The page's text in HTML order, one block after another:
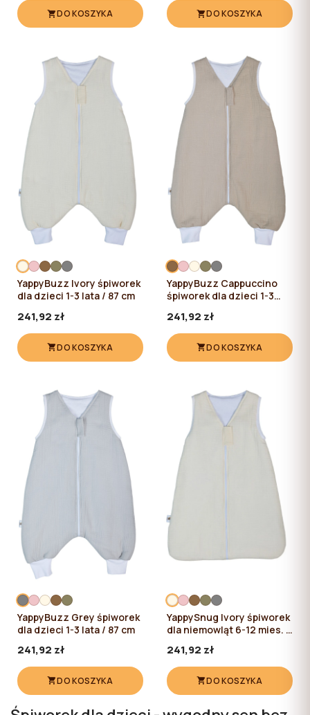
DO KOSZYKA DO KOSZYKA
YappyBuzz Ivory śpiworek
dla dzieci 1-3 lata / 87 cm
241,92 zł
DO KOSZYKA
YappyBuzz Cappuccino
śpiworek dla dzieci 1-3
241,92 zł
DO KOSZYKA
YappyBuzz Grey śpiworek
dla dzieci 1-3 lata / 87 cm
241,92 zł
DO KOSZYKA
YappySnug Ivory śpiworek
dla niemowląt 6-12 mies. /
241,92 zł
DO KOSZYKA